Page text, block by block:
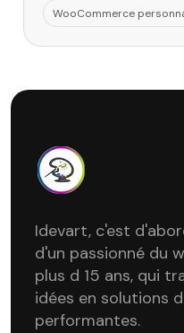
WooCommerce
Idevart, c'est
d'un passionné du
plus d 15 ans, qui
idées en solutions
performantes.